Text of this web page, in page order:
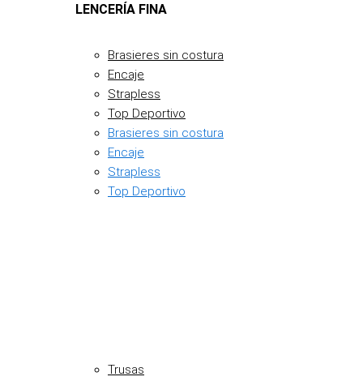
LENCERÍA FINA
Brasieres sin costura
Encaje
Strapless
Top Deportivo
Brasieres sin costura
Encaje
Strapless
Top Deportivo
Trusas